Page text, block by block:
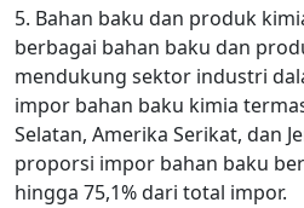
5. Bahan baku dan produk
berbagai bahan baku dan
mendukung sektor industri
impor bahan baku kimia
Selatan, Amerika Serikat, dan
proporsi impor bahan baku
hingga 75,1% dari total impor.